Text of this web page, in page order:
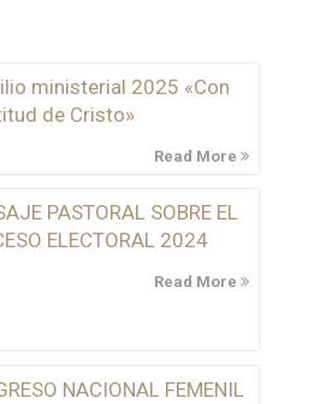
ministerial 2025 «Con
de Cristo»
Read More
PASTORAL SOBRE EL
ELECTORAL 2024
Read More
NACIONAL FEMENIL